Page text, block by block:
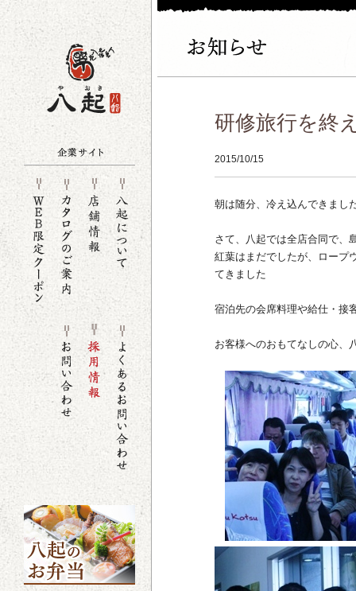
研修旅行を終
2015/10/15
朝は随分、冷え込んできまし
さて、八起では全店合同で、
紅葉はまだでしたが、ロープ
てきました
宿泊先の会席料理や給仕・
お客様へのおもてなしの心、